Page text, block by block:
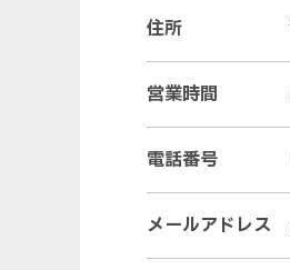
住所
営業時間
電話番号
メールアドレス